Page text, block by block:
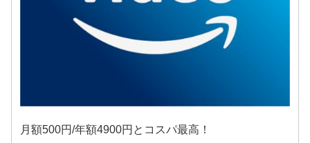
月額500円/年額4900円とコスパ最高！